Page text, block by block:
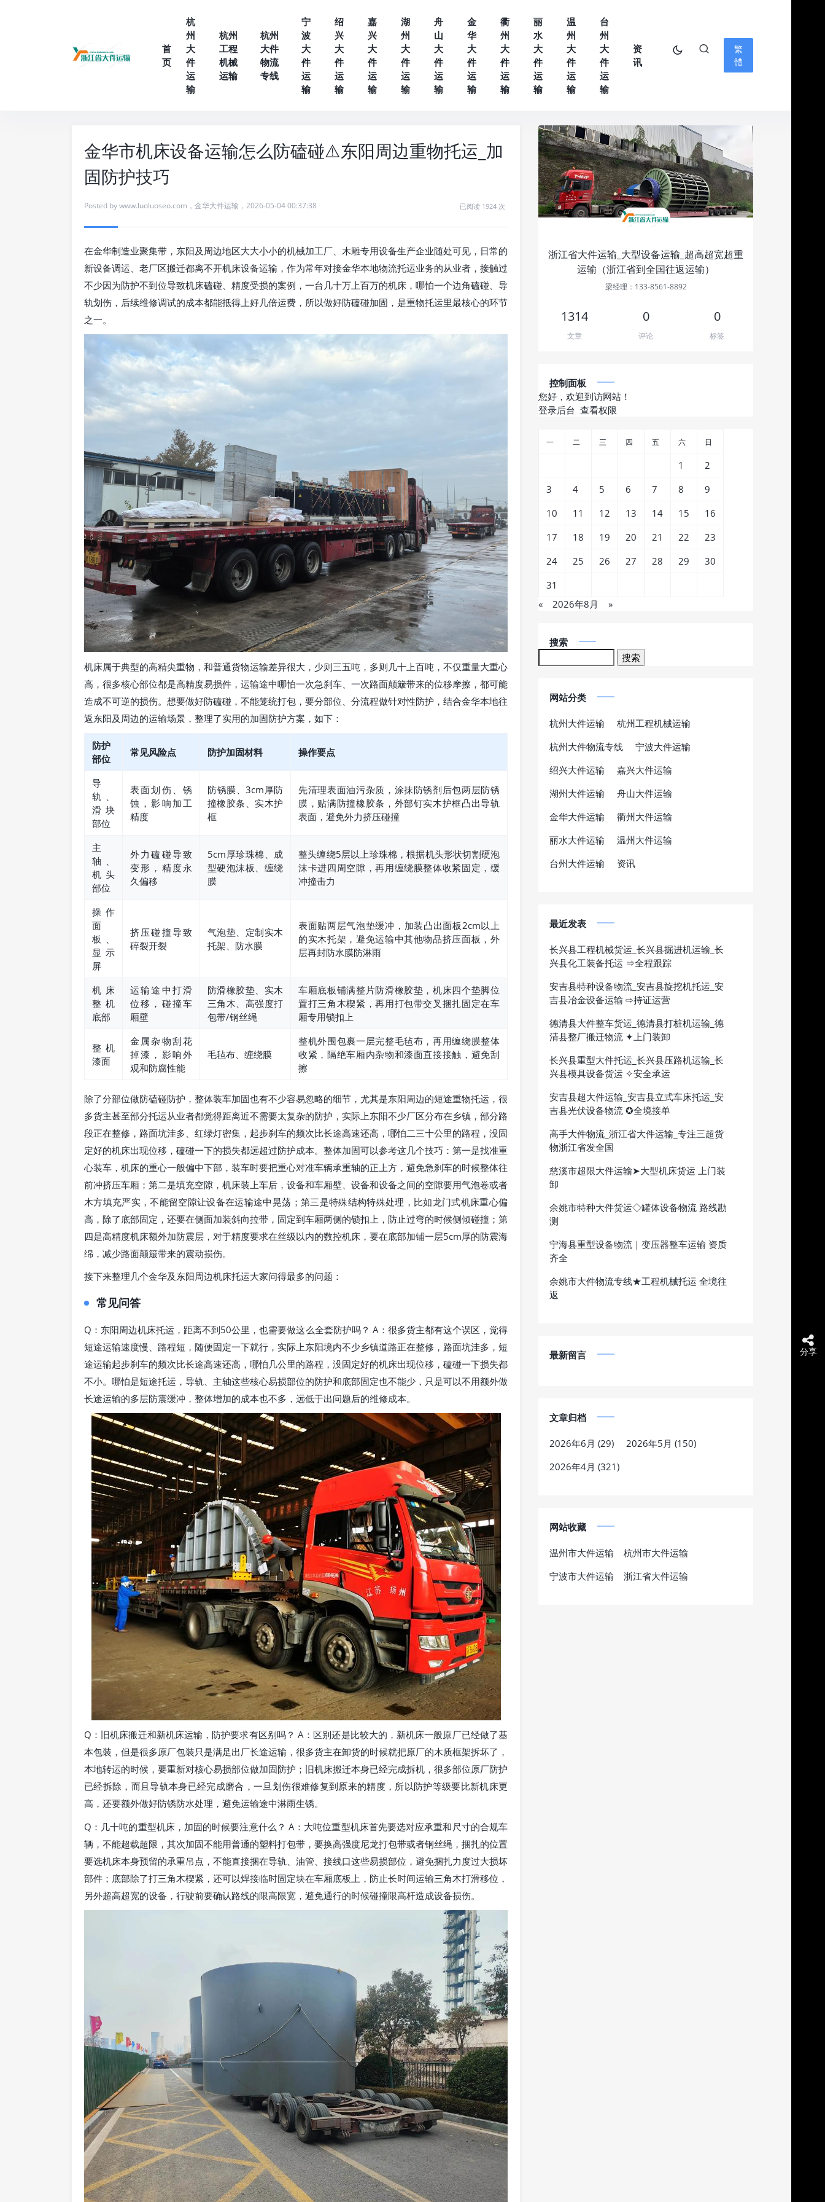
首
页
杭
州
大
件
运
输
杭州
工程
机械
运输
杭州
大件
物流
专线
宁
波
大
件
运
输
绍
兴
大
件
运
输
嘉
兴
大
件
运
输
湖
州
大
件
运
输
舟
山
大
件
运
输
金
华
大
件
运
输
衢
州
大
件
运
输
丽
水
大
件
运
输
温
州
大
件
运
输
台
州
大
件
运
输
资
讯
繁
體
金华市机床设备运输怎么防磕碰⚠️东阳周边重物托运_加
固防护技巧
Posted bywww.luoluoseo.com ， 金华大件运输 ， 2026-05-04 00:37:38 已阅读 1924 次
在金华制造业聚集带，东阳及周边地区大大小小的机械加工厂、木雕专用设备生产企业随处可见，日常的
新设备调运、老厂区搬迁都离不开机床设备运输，作为常年对接金华本地物流托运业务的从业者，接触过
不少因为防护不到位导致机床磕碰、精度受损的案例，一台几十万上百万的机床，哪怕一个边角磕碰、导
轨划伤，后续维修调试的成本都能抵得上好几倍运费，所以做好防磕碰加固，是重物托运里最核心的环节
之一。
机床属于典型的高精尖重物，和普通货物运输差异很大，少则三五吨，多则几十上百吨，不仅重量大重心
高，很多核心部位都是高精度易损件，运输途中哪怕一次急刹车、一次路面颠簸带来的位移摩擦，都可能
造成不可逆的损伤。想要做好防磕碰，不能笼统打包，要分部位、分流程做针对性防护，结合金华本地往
返东阳及周边的运输场景，整理了实用的加固防护方案，如下：
防护
部位
常见风险点 防护加固材料 操作要点
导
轨、
滑块
部位
表面划伤、锈
蚀，影响加工
精度
防锈膜、3cm厚防
撞橡胶条、实木护
框
先清理表面油污杂质，涂抹防锈剂后包两层防锈
膜，贴满防撞橡胶条，外部钉实木护框凸出导轨
表面，避免外力挤压碰撞
主
轴、
机头
部位
外力磕碰导致
变形，精度永
久偏移
5cm厚珍珠棉、成
型硬泡沫板、缠绕
膜
整头缠绕5层以上珍珠棉，根据机头形状切割硬泡
沫卡进四周空隙，再用缠绕膜整体收紧固定，缓
冲撞击力
操作
面
板、
显示
屏
挤压碰撞导致
碎裂开裂
气泡垫、定制实木
托架、防水膜
表面贴两层气泡垫缓冲，加装凸出面板2cm以上
的实木托架，避免运输中其他物品挤压面板，外
层再封防水膜防淋雨
机床
整机
底部
运输途中打滑
位移，碰撞车
厢壁
防滑橡胶垫、实木
三角木、高强度打
包带/钢丝绳
车厢底板铺满整片防滑橡胶垫，机床四个垫脚位
置打三角木楔紧，再用打包带交叉捆扎固定在车
厢专用锁扣上
整机
漆面
金属杂物刮花
掉漆，影响外
观和防腐性能
毛毡布、缠绕膜
整机外围包裹一层完整毛毡布，再用缠绕膜整体
收紧，隔绝车厢内杂物和漆面直接接触，避免刮
擦
除了分部位做防磕碰防护，整体装车加固也有不少容易忽略的细节，尤其是东阳周边的短途重物托运，很
多货主甚至部分托运从业者都觉得距离近不需要太复杂的防护，实际上东阳不少厂区分布在乡镇，部分路
段正在整修，路面坑洼多、红绿灯密集，起步刹车的频次比长途高速还高，哪怕二三十公里的路程，没固
定好的机床出现位移，磕碰一下的损失都远超过防护成本。整体加固可以参考这几个技巧：第一是找准重
心装车，机床的重心一般偏中下部，装车时要把重心对准车辆承重轴的正上方，避免急刹车的时候整体往
前冲挤压车厢；第二是填充空隙，机床装上车后，设备和车厢壁、设备和设备之间的空隙要用气泡卷或者
木方填充严实，不能留空隙让设备在运输途中晃荡；第三是特殊结构特殊处理，比如龙门式机床重心偏
高，除了底部固定，还要在侧面加装斜向拉带，固定到车厢两侧的锁扣上，防止过弯的时候侧倾碰撞；第
四是高精度机床额外加防震层，对于精度要求在丝级以内的数控机床，要在底部加铺一层5cm厚的防震海
绵，减少路面颠簸带来的震动损伤。
接下来整理几个金华及东阳周边机床托运大家问得最多的问题：
常见问答
Q：东阳周边机床托运，距离不到50公里，也需要做这么全套防护吗？ A：很多货主都有这个误区，觉得
短途运输速度慢、路程短，随便固定一下就行，实际上东阳境内不少乡镇道路正在整修，路面坑洼多，短
途运输起步刹车的频次比长途高速还高，哪怕几公里的路程，没固定好的机床出现位移，磕碰一下损失都
不小。哪怕是短途托运，导轨、主轴这些核心易损部位的防护和底部固定也不能少，只是可以不用额外做
长途运输的多层防震缓冲，整体增加的成本也不多，远低于出问题后的维修成本。
Q：旧机床搬迁和新机床运输，防护要求有区别吗？ A：区别还是比较大的，新机床一般原厂已经做了基
本包装，但是很多原厂包装只是满足出厂长途运输，很多货主在卸货的时候就把原厂的木质框架拆坏了，
本地转运的时候，要重新对核心易损部位做加固防护；旧机床搬迁本身已经完成拆机，很多部位原厂防护
已经拆除，而且导轨本身已经完成磨合，一旦划伤很难修复到原来的精度，所以防护等级要比新机床更
高，还要额外做好防锈防水处理，避免运输途中淋雨生锈。
Q：几十吨的重型机床，加固的时候要注意什么？ A：大吨位重型机床首先要选对应承重和尺寸的合规车
辆，不能超载超限，其次加固不能用普通的塑料打包带，要换高强度尼龙打包带或者钢丝绳，捆扎的位置
要选机床本身预留的承重吊点，不能直接捆在导轨、油管、接线口这些易损部位，避免捆扎力度过大损坏
部件；底部除了打三角木楔紧，还可以焊接临时固定块在车厢底板上，防止长时间运输三角木打滑移位，
另外超高超宽的设备，行驶前要确认路线的限高限宽，避免通行的时候碰撞限高杆造成设备损伤。
浙江省大件运输_大型设备运输_超高超宽超重
运输（浙江省到全国往返运输）
梁经理：133-8561-8892
1314
文章
0
评论
0
标签
控制面板
您好，欢迎到访网站！
登录后台 查看权限
« 2026年8月 »
一 二 三 四 五 六 日
1
2
3
4 5 6 7 8
9
10
11 12 13 14 15
16
17
18 19 20 21 22
23
24
25 26 27 28 29
30
31
搜索
网站分类
杭州大件运输
杭州工程机械运输
杭州大件物流专线
宁波大件运输
绍兴大件运输
嘉兴大件运输
湖州大件运输
舟山大件运输
金华大件运输
衢州大件运输
丽水大件运输
温州大件运输
台州大件运输
资讯
最近发表
长兴县工程机械货运_长兴县掘进机运输_长
兴县化工装备托运 ⇒全程跟踪
安吉县特种设备物流_安吉县旋挖机托运_安
吉县冶金设备运输 ⇨持证运营
德清县大件整车货运_德清县打桩机运输_德
清县整厂搬迁物流 ✦上门装卸
长兴县重型大件托运_长兴县压路机运输_长
兴县模具设备货运 ✧安全承运
安吉县超大件运输_安吉县立式车床托运_安
吉县光伏设备物流 ✪全境接单
高手大件物流_浙江省大件运输_专注三超货
物浙江省发全国
慈溪市超限大件运输➤大型机床货运 上门装
卸
余姚市特种大件货运◇罐体设备物流 路线勘
测
宁海县重型设备物流｜变压器整车运输 资质
齐全
余姚市大件物流专线★工程机械托运 全境往
返
最新留言
文章归档
2026年6月 (29)
2026年5月 (150)
2026年4月 (321)
网站收藏
温州市大件运输
杭州市大件运输
宁波市大件运输
浙江省大件运输
分享